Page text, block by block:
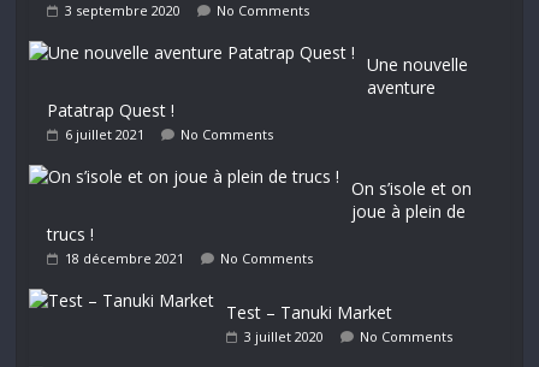
3 septembre 2020 No Comments
Une nouvelle
aventure
Patatrap Quest !
6 juillet 2021 No Comments
On s’isole et on
joue à plein de
trucs !
18 décembre 2021 No Comments
Test – Tanuki Market
3 juillet 2020 No Comments